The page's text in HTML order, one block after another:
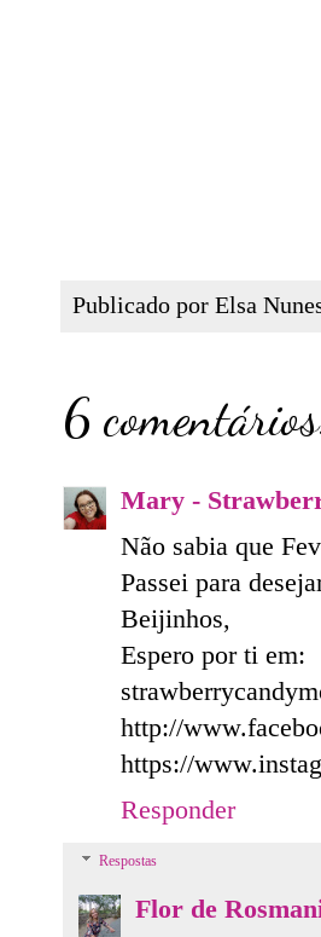
Publicado por Elsa
6
Mary -
Não sabia que
Passei para
Beijinhos,
Espero por ti em:
http://
https://
Responder
Respostas
Flor de